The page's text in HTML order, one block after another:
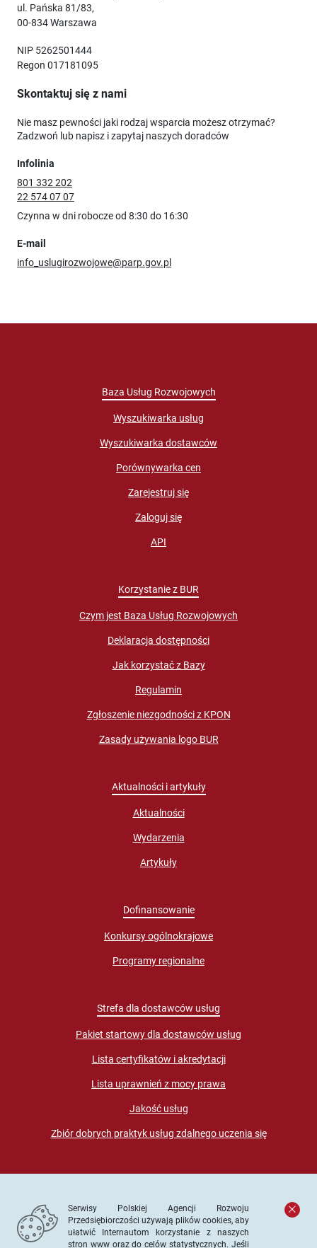
ul. Pańska 81/83,
00-834 Warszawa
NIP 5262501444
Regon 017181095
Skontaktuj się z nami
Nie masz pewności jaki rodzaj wsparcia możesz otrzymać?
Zadzwoń lub napisz i zapytaj naszych doradców
Infolinia
801 332 202
22 574 07 07
Czynna w dni robocze od 8:30 do 16:30
E-mail
info_uslugirozwojowe@parp.gov.pl
Baza Usług Rozwojowych
Wyszukiwarka usług
Wyszukiwarka dostawców
Porównywarka cen
Zarejestruj się
Zaloguj się
API
Korzystanie z BUR
Czym jest Baza Usług Rozwojowych
Deklaracja dostępności
Jak korzystać z Bazy
Regulamin
Zgłoszenie niezgodności z KPON
Zasady używania logo BUR
Aktualności i artykuły
Aktualności
Wydarzenia
Artykuły
Dofinansowanie
Konkursy ogólnokrajowe
Programy regionalne
Strefa dla dostawców usług
Pakiet startowy dla dostawców usług
Lista certyfikatów i akredytacji
Lista uprawnień z mocy prawa
Jakość usług
Zbiór dobrych praktyk usług zdalnego uczenia się
Serwisy Polskiej Agencji Rozwoju
Przedsiębiorczości używają plików cookies, aby
ułatwić Internautom korzystanie z naszych
stron www oraz do celów statystycznych. Jeśli